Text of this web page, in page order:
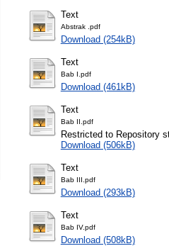
Text
Abstrak .pdf
Download (254kB)
Text
Bab I.pdf
Download (461kB)
Text
Bab II.pdf
Restricted to Repository
Download (506kB)
Text
Bab III.pdf
Download (293kB)
Text
Bab IV.pdf
Download (508kB)